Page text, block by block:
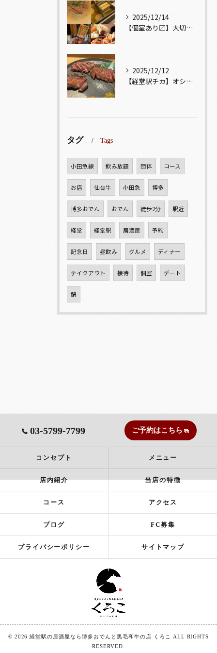
2025/12/14
【個室あり〼】大切な記念日、お祝い事でのご来店ぜひお待ちして...
2025/12/12
【経堂駅チカ】オシャレ居酒屋🏮自慢のお肉が楽しめる🐃お得なコ...
タグ Tags
小田急線 飲み放題 団体 コース
お店 仙台牛 小田急 博多
博多おでん おでん 徒歩2分 駅近
経堂 経堂駅 居酒屋 予約
記念日 昼飲み グルメ ディナー
テイクアウト 接待 個室 デート
鍋
03-5799-7799 ご予約はこちら
コンセプト メニュー
店内紹介 当店の特徴
コース アクセス
ブログ FC募集
プライバシーポリシー サイトマップ
© 2026 経堂駅の居酒屋なら博多おでんと黒毛和牛の店 くろこ ALL RIGHTS
RESERVED.